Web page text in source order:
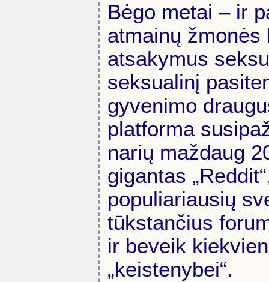
Bėgo metai – ir
atmainų žmonės
atsakymus
seksualinį
gyvenimo
platforma
narių maždaug
gigantas
populiariausių
tūkstančius
ir beveik
„keistenybei“.